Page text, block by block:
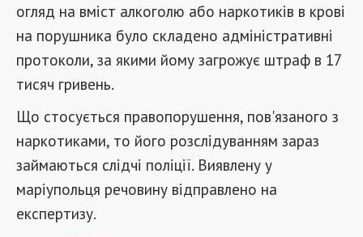
огляд на вміст алкоголю або наркотиків в крові
на порушника було складено адміністративні
протоколи, за якими йому загрожує штраф в 17
тисяч гривень.
Що стосується правопорушення, пов'язаного з
наркотиками, то його розслідуванням зараз
займаються слідчі поліції. Виявлену у
маріупольця речовину відправлено на
експертизу.